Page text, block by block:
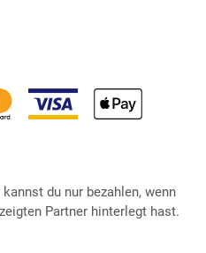
du nur bezahlen, wenn
Partner hinterlegt hast.